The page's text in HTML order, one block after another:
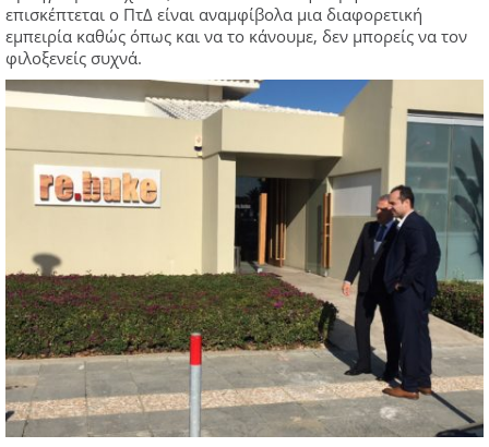
επισκέπτεται ο ΠτΔ είναι αναμφίβολα μια διαφορετική
εμπειρία καθώς όπως και να το κάνουμε, δεν μπορείς να τον
φιλοξενείς συχνά.